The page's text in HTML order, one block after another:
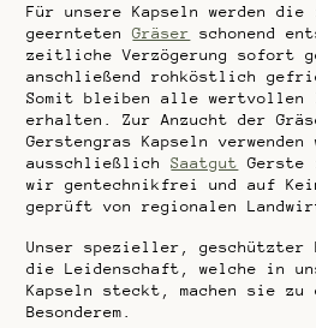
Für unsere Kapseln werden die
geerntetenGräser schonend
zeitliche Verzögerung sofort
anschließend rohköstlich
Somit bleiben alle
erhalten. Zur Anzucht der
Gerstengras Kapseln verwenden
ausschließlichSaatgut Gerste
wir gentechnikfrei und auf
geprüft von regionalen
Unser spezieller, geschützter
die Leidenschaft, welche in
Kapseln steckt, machen sie zu
Besonderem.